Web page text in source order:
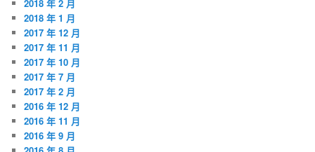
2018 年 2 月
2018 年 1 月
2017 年 12 月
2017 年 11 月
2017 年 10 月
2017 年 7 月
2017 年 2 月
2016 年 12 月
2016 年 11 月
2016 年 9 月